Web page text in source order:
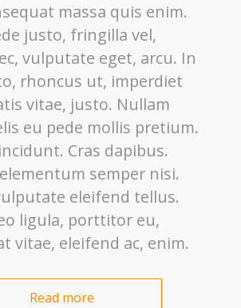
massa quis enim.
justo, fringilla vel,
vulputate eget, arcu. In
rhoncus ut, imperdiet
vitae, justo. Nullam
eu pede mollis pretium.
Cras dapibus.
semper nisi.
eleifend tellus.
ligula, porttitor eu,
vitae, eleifend ac, enim.
Read more